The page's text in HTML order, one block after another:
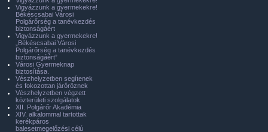
Vigyázzunk a gyermekekre!
Békéscsabai Városi
Polgárőrség a tanévkezdés
biztonságáért
Vigyázzunk a gyermekekre!
„Békéscsabai Városi
Polgárőrség a tanévkezdés
biztonságáért”
Városi Gyermeknap
biztosítása.
Vészhelyzetben segítenek
és fokozottan járőröznek
Vészhelyzetben végzett
közterületi szolgálatok
XII. Polgárőr Akadémia
XIV. alkalommal tartottak
kerékpáros
balesetmegelőzési célú